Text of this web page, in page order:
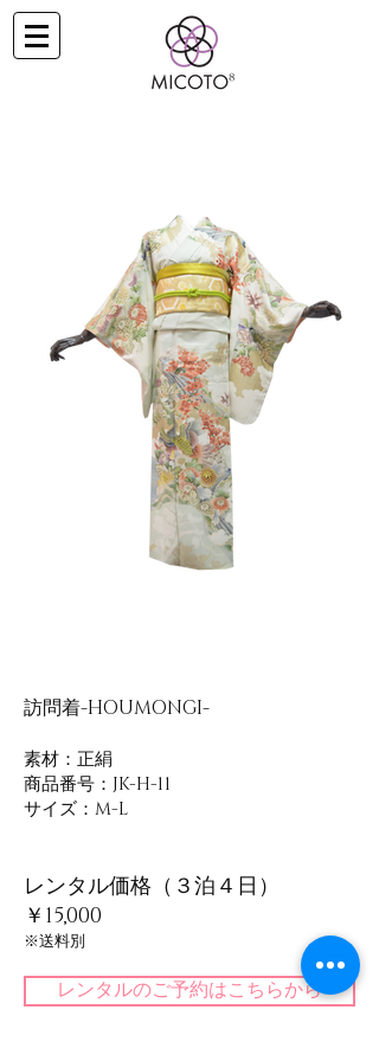
訪問着-HOUMONGI-
素材：正絹
​商品番号：JK-H-11
サイズ：M-L
レンタル価格（３泊４日）
￥15,000
​※送料別
レンタルのご予約はこちらから